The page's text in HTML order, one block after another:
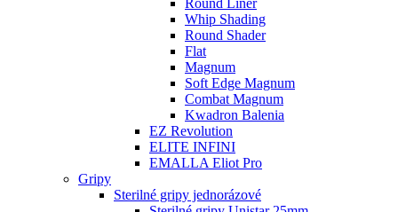
Whip Shading
Round Shader
Flat
Magnum
Soft Edge Magnum
Combat Magnum
Kwadron Balenia
EZ Revolution
ELITE INFINI
EMALLA Eliot Pro
Gripy
Sterilné gripy jednorázové